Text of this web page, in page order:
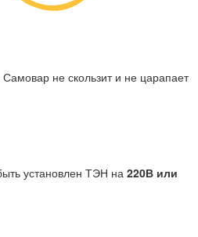
Самовар не скользит и не царапает
установлен ТЭН на 220В или